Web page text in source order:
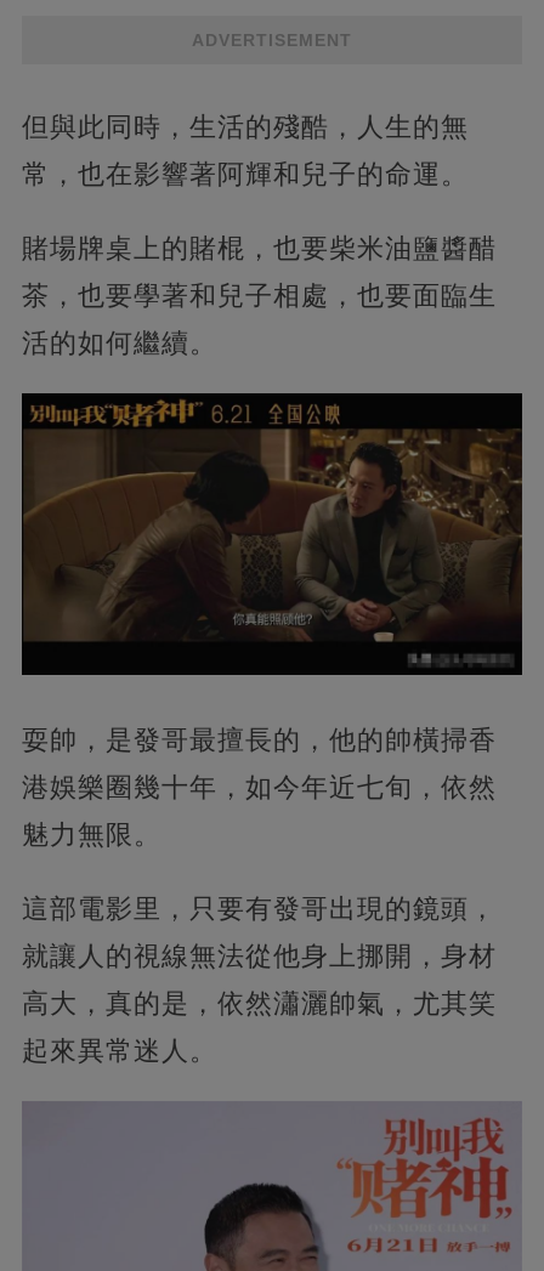
ADVERTISEMENT
但與此同時，生活的殘酷，人生的無
常，也在影響著阿輝和兒子的命運。
賭場牌桌上的賭棍，也要柴米油鹽醬醋
茶，也要學著和兒子相處，也要面臨生
活的如何繼續。
耍帥，是發哥最擅長的，他的帥橫掃香
港娛樂圈幾十年，如今年近七旬，依然
魅力無限。
這部電影里，只要有發哥出現的鏡頭，
就讓人的視線無法從他身上挪開，身材
高大，真的是，依然瀟灑帥氣，尤其笑
起來異常迷人。